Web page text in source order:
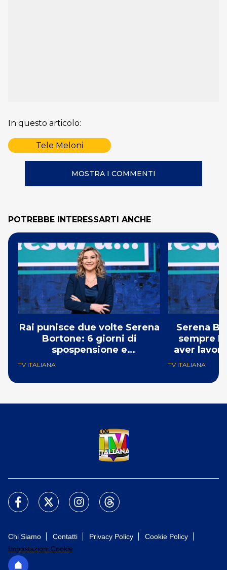
In questo articolo:
Tele Meloni
MOSTRA I COMMENTI
POTREBBE INTERESSARTI ANCHE
Rai punisce due volte Serena
Bortone: 6 giorni di
spospensione e
cancellazione di Che Sarà
TV ITALIANA
Serena
sempre
aver
TV ITALIANA
Chi Siamo Contatti Privacy Policy
Cookie Policy
Impostazioni Cookie